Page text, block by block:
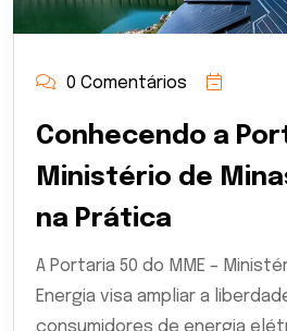
0 Comentários
Conhecendo a
Ministério de
na Prática
A Portaria 50 do MME –
Energia visa ampliar a
consumidores de energia